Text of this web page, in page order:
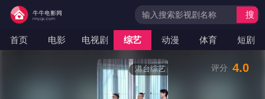
首页 电影 电视剧 综艺 动漫 体育 短剧
搜
港台综艺 评分 4.0